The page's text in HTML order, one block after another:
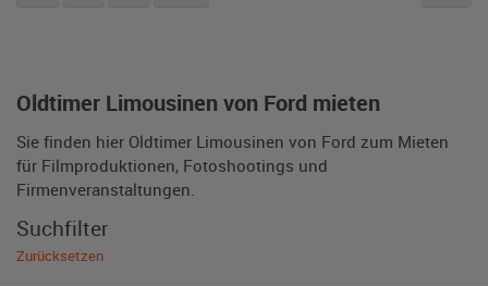
Oldtimer Limousinen von Ford mieten
Sie finden hier Oldtimer Limousinen von Ford zum Mieten
für Filmproduktionen, Fotoshootings und
Firmenveranstaltungen.
Suchfilter
Zurücksetzen